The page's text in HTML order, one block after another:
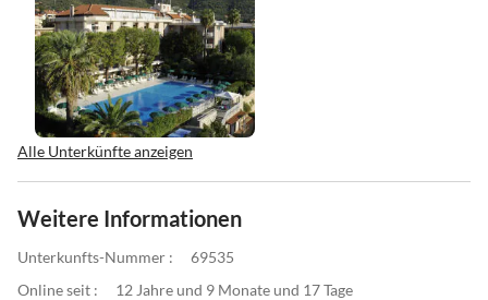
Alle Unterkünfte anzeigen
Weitere Informationen
Unterkunfts-Nummer :
69535
Online seit :
12 Jahre und 9 Monate und 17 Tage